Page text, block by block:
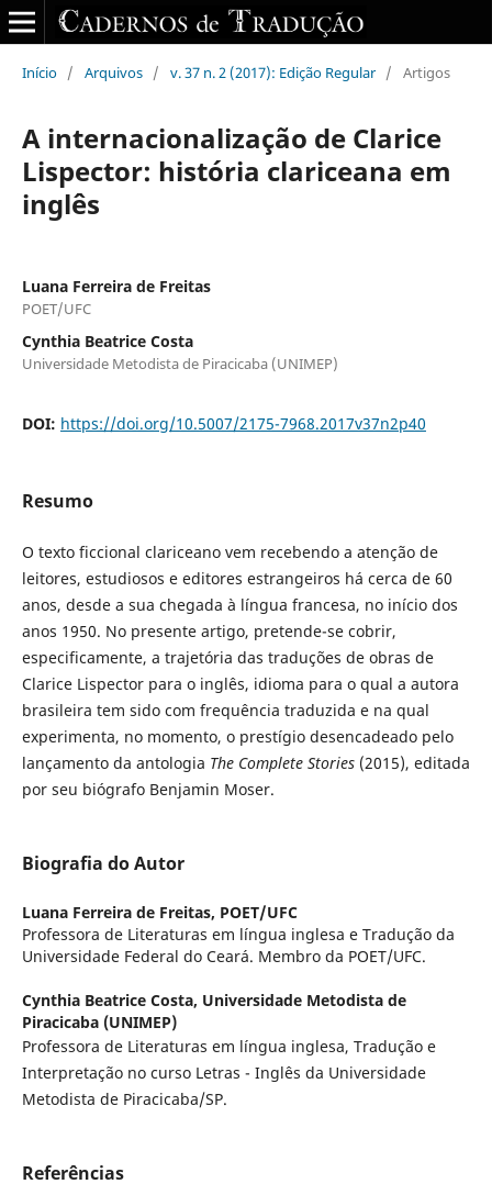
Início / Arquivos / v. 37 n. 2 (2017): Edição Regular / Artigos
A internacionalização de Clarice
Lispector: história clariceana em
inglês
Luana Ferreira de Freitas
POET/UFC
Cynthia Beatrice Costa
Universidade Metodista de Piracicaba (UNIMEP)
DOI: https://doi.org/10.5007/2175-7968.2017v37n2p40
Resumo
O texto ficcional clariceano vem recebendo a atenção de
leitores, estudiosos e editores estrangeiros há cerca de 60
anos, desde a sua chegada à língua francesa, no início dos
anos 1950. No presente artigo, pretende-se cobrir,
especificamente, a trajetória das traduções de obras de
Clarice Lispector para o inglês, idioma para o qual a autora
brasileira tem sido com frequência traduzida e na qual
experimenta, no momento, o prestígio desencadeado pelo
lançamento da antologia The Complete Stories(2015), editada
por seu biógrafo Benjamin Moser.
Biografia do Autor
Luana Ferreira de Freitas, POET/UFC
Professora de Literaturas em língua inglesa e Tradução da
Universidade Federal do Ceará. Membro da POET/UFC.
Cynthia Beatrice Costa, Universidade Metodista de
Piracicaba (UNIMEP)
Professora de Literaturas em língua inglesa, Tradução e
Interpretação no curso Letras - Inglês da Universidade
Metodista de Piracicaba/SP.
Referências